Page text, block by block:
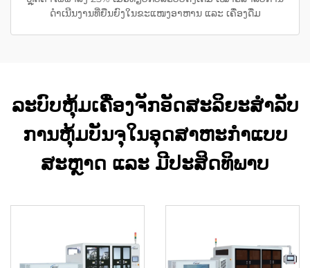
ດຳເນີນງານທີ່ຍືນຍົງໃນຂະແໜງອາຫານ ແລະ ເຄື່ອງດື່ມ
ລະບົບຫຸ້ມເຄື່ອງຈັກອັດສະລິຍະສໍາລັບ
ການຫຸ້ມບັນຈຸໃນອຸດສາຫະກໍາແບບ
ສະຫຼາດ ແລະ ມີປະສິດທິພາບ